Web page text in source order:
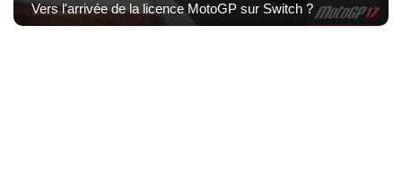
Vers l'arrivée de la licence MotoGP sur Switch ?